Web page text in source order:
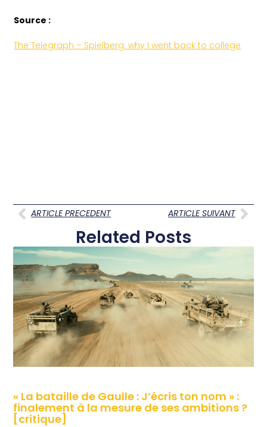
Source :
The Telegraph – Spielberg: why I went back to college
ARTICLE PRECEDENT ARTICLE SUIVANT
Related Posts
« La bataille de Gaulle : J’écris ton nom » :
finalement à la mesure de ses ambitions ?
[critique]